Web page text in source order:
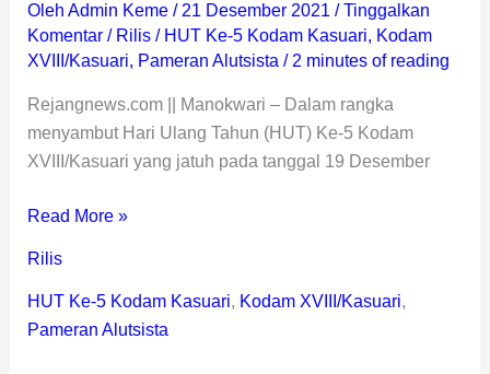
Oleh Admin Keme / 21 Desember 2021 /Tinggalkan
Komentar / Rilis/ HUT Ke-5 Kodam Kasuari, Kodam
XVIII/Kasuari, Pameran Alutsista / 2 minutes of reading
Rejangnews.com || Manokwari – Dalam rangka
menyambut Hari Ulang Tahun (HUT) Ke-5 Kodam
XVIII/Kasuari yang jatuh pada tanggal 19 Desember
Read More »
Rilis
HUT Ke-5 Kodam Kasuari, Kodam XVIII/Kasuari,
Pameran Alutsista